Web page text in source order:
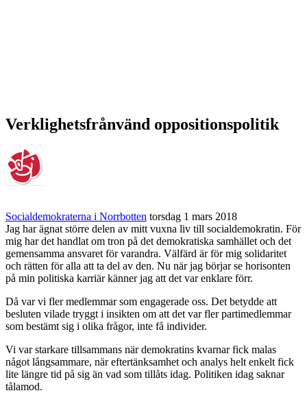
Verklighetsfrånvänd oppositionspolitik
Socialdemokraterna i Norrbotten torsdag 1 mars 2018
Jag har ägnat större delen av mitt vuxna liv till socialdemokratin. För
mig har det handlat om tron på det demokratiska samhället och det
gemensamma ansvaret för varandra. Välfärd är för mig solidaritet
och rätten för alla att ta del av den. Nu när jag börjar se horisonten
på min politiska karriär känner jag att det var enklare förr.
Då var vi fler medlemmar som engagerade oss. Det betydde att
besluten vilade tryggt i insikten om att det var fler partimedlemmar
som bestämt sig i olika frågor, inte få individer.
Vi var starkare tillsammans när demokratins kvarnar fick malas
något långsammare, när eftertänksamhet och analys helt enkelt fick
lite längre tid på sig än vad som tillåts idag. Politiken idag saknar
tålamod.